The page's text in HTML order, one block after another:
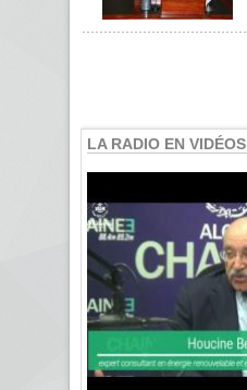
LA RADIO EN VIDÉOS